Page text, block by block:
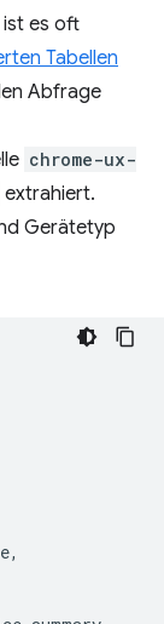
ist es oft
Tabellen
Abfrage
chrome-ux-
extrahiert.
Gerätetyp
,